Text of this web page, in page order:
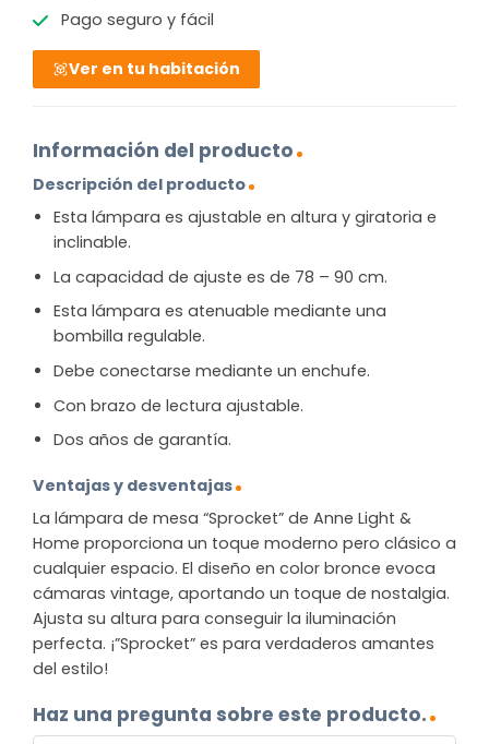
Pago seguro y fácil
Ver en tu habitación
Información del producto
Descripción del producto
Esta lámpara es ajustable en altura y giratoria e
inclinable.
La capacidad de ajuste es de 78 – 90 cm.
Esta lámpara es atenuable mediante una
bombilla regulable.
Debe conectarse mediante un enchufe.
Con brazo de lectura ajustable.
Dos años de garantía.
Ventajas y desventajas
La lámpara de mesa “Sprocket” de Anne Light &
Home proporciona un toque moderno pero clásico a
cualquier espacio. El diseño en color bronce evoca
cámaras vintage, aportando un toque de nostalgia.
Ajusta su altura para conseguir la iluminación
perfecta. ¡”Sprocket” es para verdaderos amantes
del estilo!
Haz una pregunta sobre este producto.